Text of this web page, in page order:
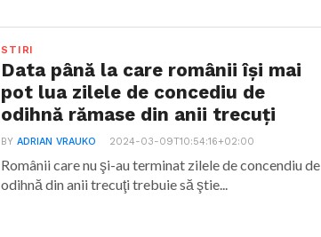
STIRI
Data până la care românii îşi mai
pot lua zilele de concediu de
odihnă rămase din anii trecuţi
BYADRIAN VRAUKO 2024-03-09T10:54:16+02:00
Românii care nu şi-au terminat zilele de concendiu de
odihnă din anii trecuţi trebuie să ştie...